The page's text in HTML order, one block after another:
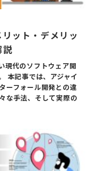
ット・デメリッ
説
現代のソフトウェア開
本記事では、アジャイ
ーフォール開発との違
な手法、そして実際の